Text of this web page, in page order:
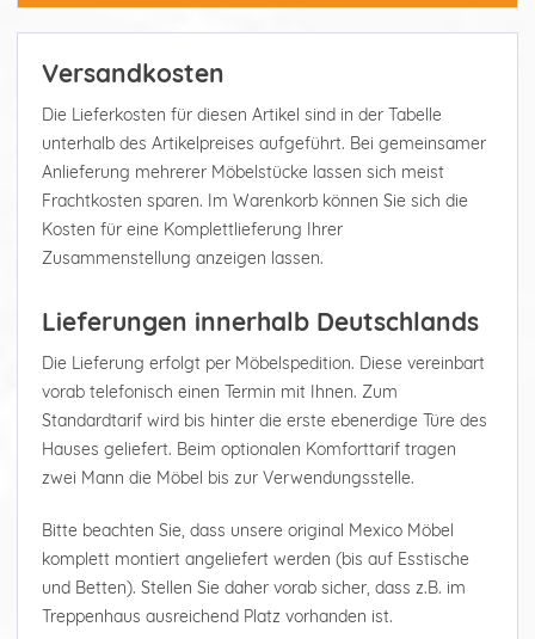
Versandkosten
Die Lieferkosten für diesen Artikel sind in der Tabelle
unterhalb des Artikelpreises aufgeführt. Bei gemeinsamer
Anlieferung mehrerer Möbelstücke lassen sich meist
Frachtkosten sparen. Im Warenkorb können Sie sich die
Kosten für eine Komplettlieferung Ihrer
Zusammenstellung anzeigen lassen.
Lieferungen innerhalb Deutschlands
Die Lieferung erfolgt per Möbelspedition. Diese vereinbart
vorab telefonisch einen Termin mit Ihnen. Zum
Standardtarif wird bis hinter die erste ebenerdige Türe des
Hauses geliefert. Beim optionalen Komforttarif tragen
zwei Mann die Möbel bis zur Verwendungsstelle.
Bitte beachten Sie, dass unsere original Mexico Möbel
komplett montiert angeliefert werden (bis auf Esstische
und Betten). Stellen Sie daher vorab sicher, dass z.B. im
Treppenhaus ausreichend Platz vorhanden ist.